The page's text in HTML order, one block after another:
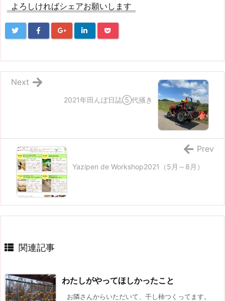
よろしければシェアお願いします
2021年田んぼ日誌⑤代掻き
Next
Yazipen de Workshop2021（5月～8月）
Prev
関連記事
わたしがやってほしかったこと
お隣さんからいただいて、干し柿つくってます。